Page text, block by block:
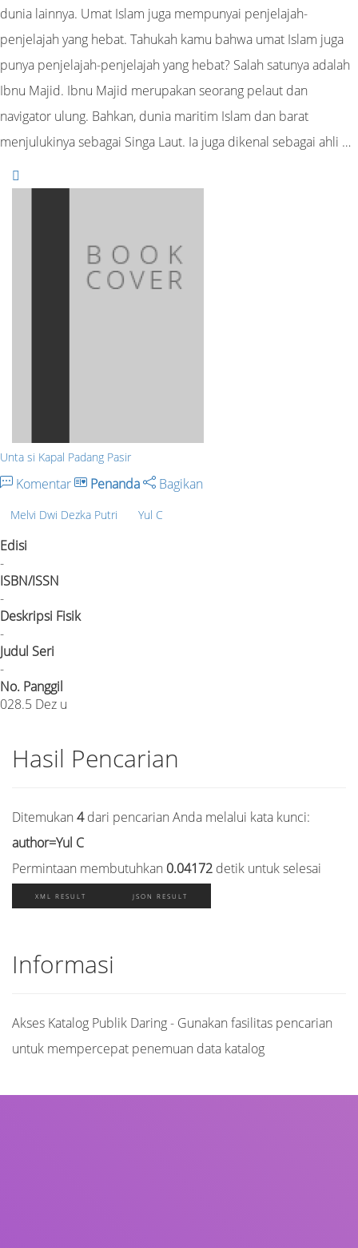
dunia lainnya. Umat Islam juga mempunyai penjelajah-
penjelajah yang hebat. Tahukah kamu bahwa umat Islam juga
punya penjelajah-penjelajah yang hebat? Salah satunya adalah
Ibnu Majid. Ibnu Majid merupakan seorang pelaut dan
navigator ulung. Bahkan, dunia maritim Islam dan barat
menjulukinya sebagai Singa Laut. Ia juga dikenal sebagai ahli …
Unta si Kapal Padang Pasir
Komentar Penanda Bagikan
Melvi Dwi Dezka Putri Yul C
Edisi
-
ISBN/ISSN
-
Deskripsi Fisik
-
Judul Seri
-
No. Panggil
028.5 Dez u
Hasil Pencarian
Ditemukan 4dari pencarian Anda melalui kata kunci:
author=Yul C
Permintaan membutuhkan 0.04172 detik untuk selesai
XML RESULT JSON RESULT
Informasi
Akses Katalog Publik Daring - Gunakan fasilitas pencarian
untuk mempercepat penemuan data katalog